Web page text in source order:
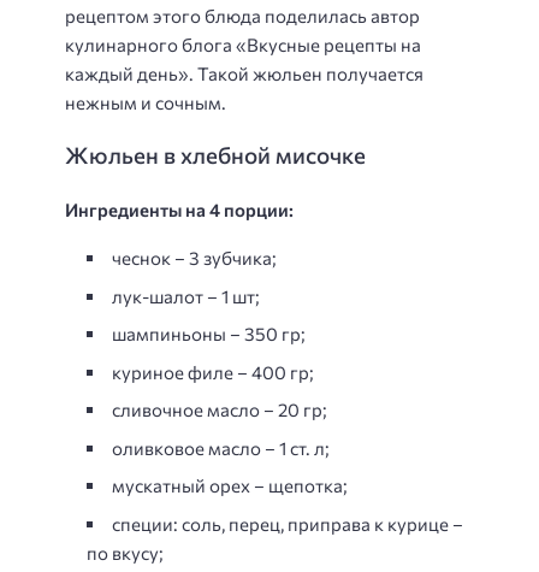
рецептом этого блюда поделилась автор
кулинарного блога «Вкусные рецепты на
каждый день». Такой жюльен получается
нежным и сочным.
Жюльен в хлебной мисочке
Ингредиенты на 4 порции:
чеснок – 3 зубчика;
лук-шалот – 1 шт;
шампиньоны – 350 гр;
куриное филе – 400 гр;
сливочное масло – 20 гр;
оливковое масло – 1 ст. л;
мускатный орех – щепотка;
специи: соль, перец, приправа к курице –
по вкусу;